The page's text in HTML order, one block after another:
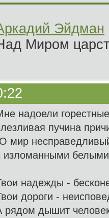
Эйдман
Миром
надоели
пучина
мир
изломанными
надежды -
дороги -
рядом дышит